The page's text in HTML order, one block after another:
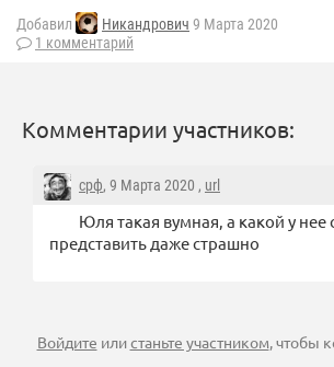
Добавил Никандрович 9 Марта 2020
1 комментарий
Комментарии участников:
срф, 9 Марта 2020 , url
Юля такая вумная, а какой у нее
представить даже страшно
Войдите илистаньте участником, чтобы